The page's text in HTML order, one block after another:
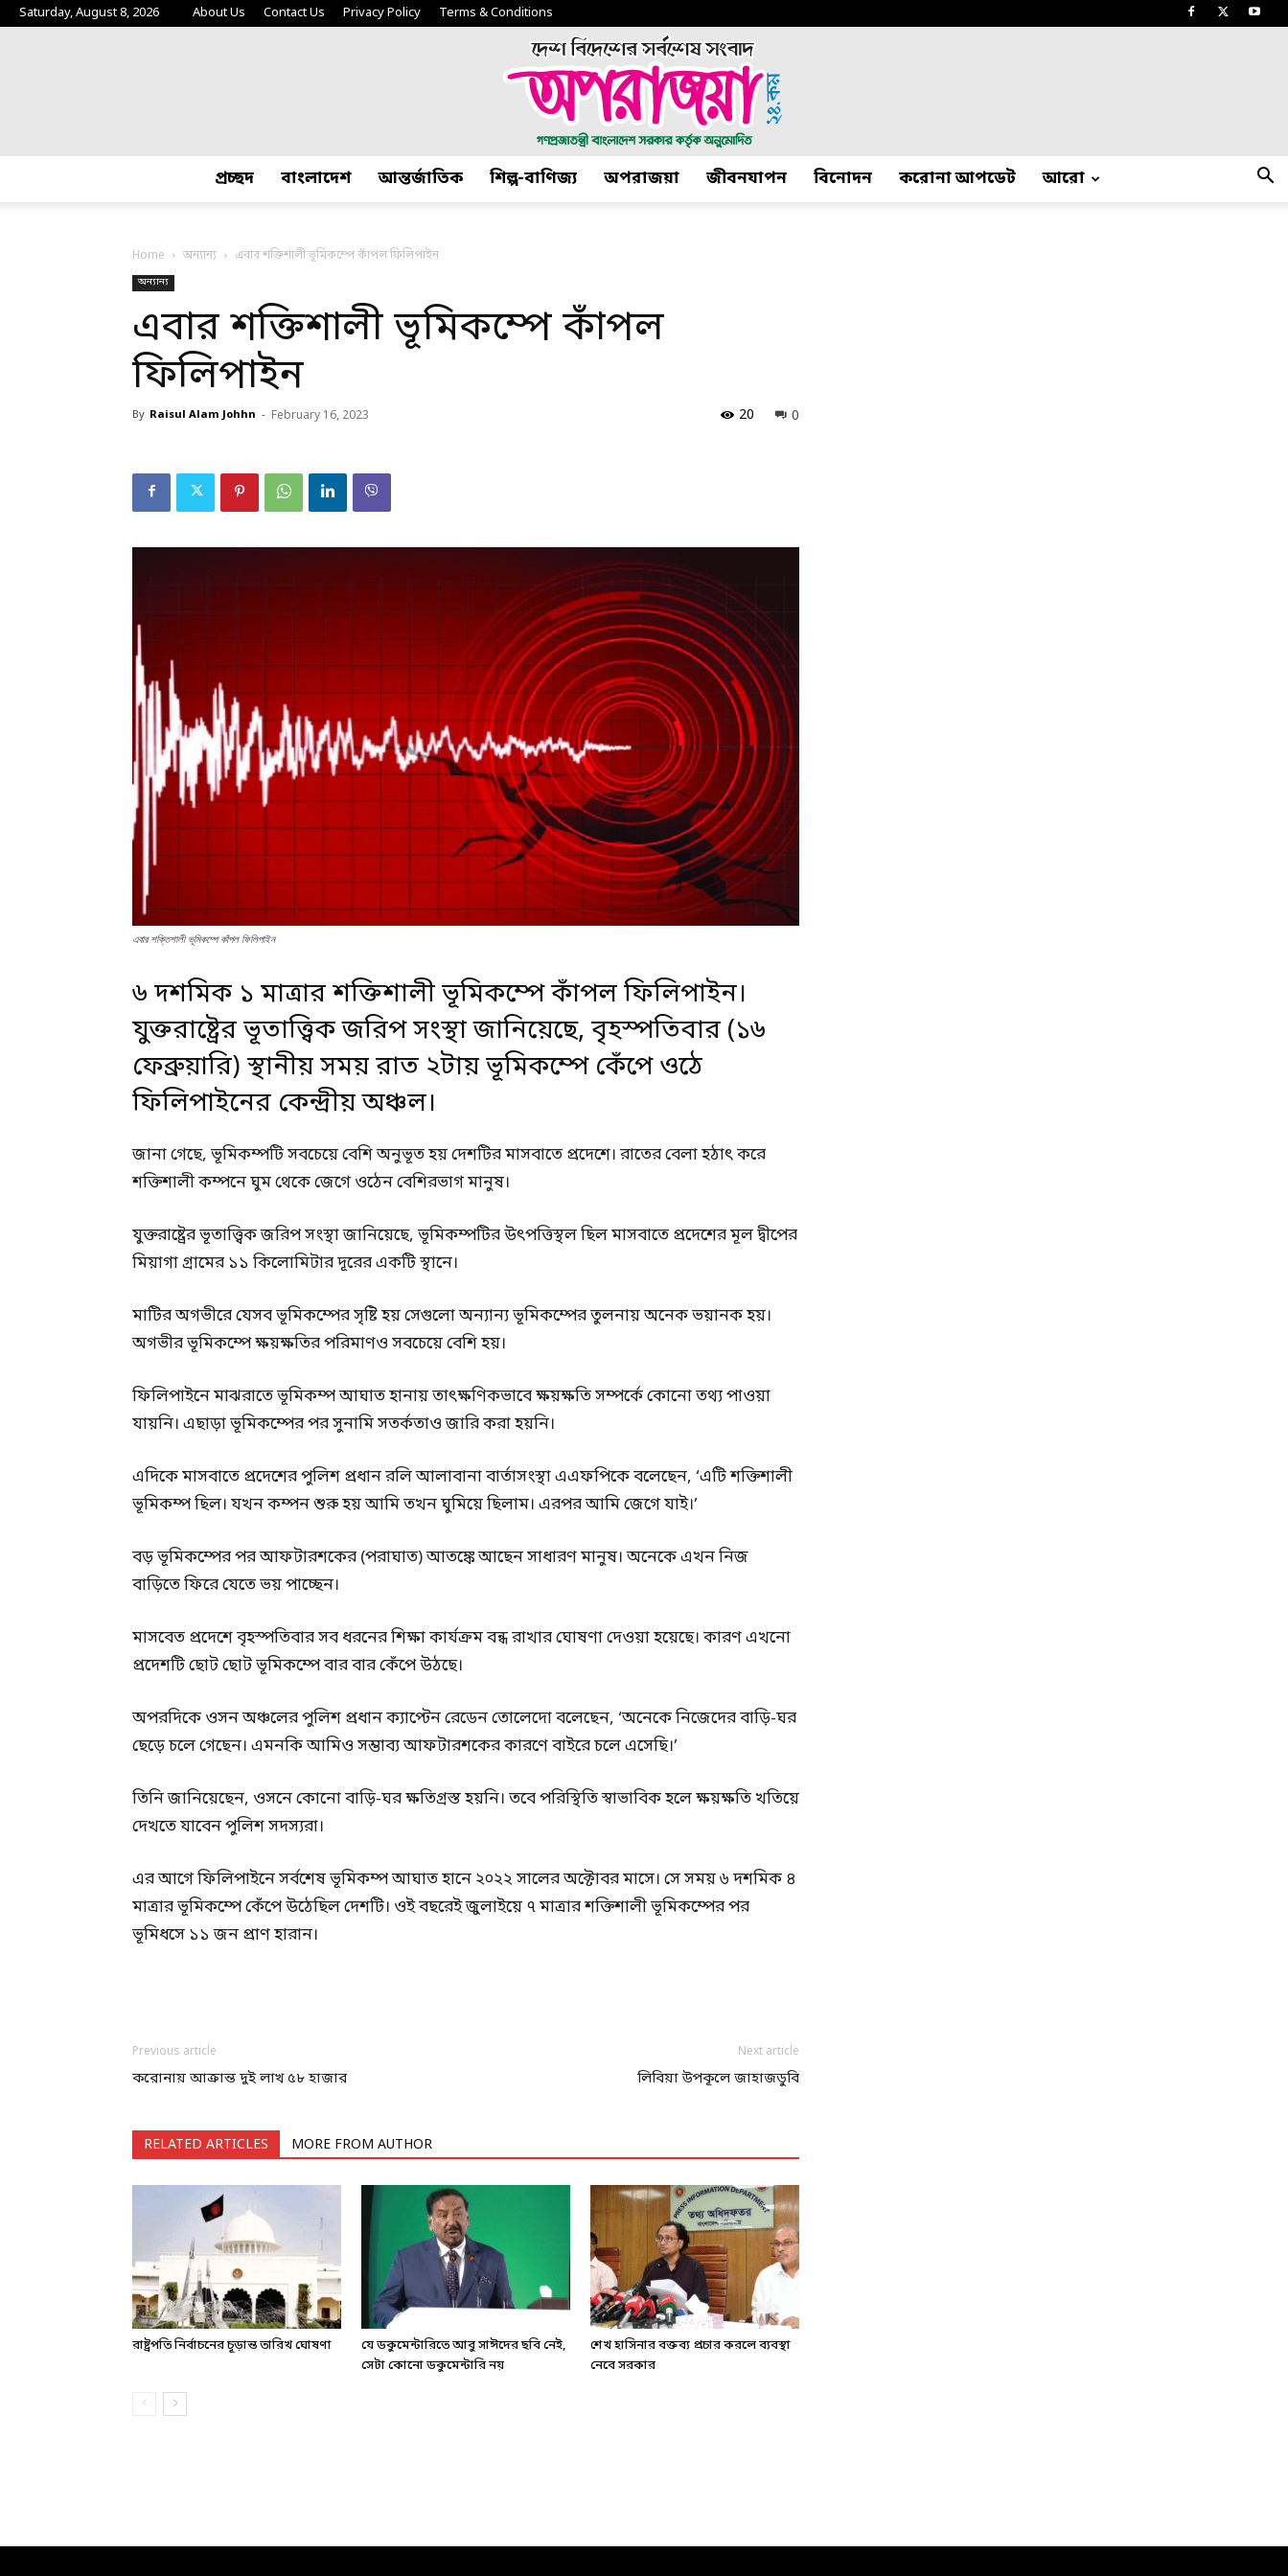
Saturday, August 8, 2026 About Us Contact Us Privacy Policy Terms & Conditions
প্রচ্ছদ বাংলাদেশ আন্তর্জাতিক শিল্প-বাণিজ্য অপরাজয়া জীবনযাপন বিনোদন করোনা আপডেট আরো
Home অন্যান্য এবার শক্তিশালী ভূমিকম্পে কাঁপল ফিলিপাইন
অন্যান্য
এবার শক্তিশালী ভূমিকম্পে কাঁপল
ফিলিপাইন
By Raisul Alam Johhn - February 16, 2023 0
20
এবার শক্তিশালী ভূমিকম্পে কাঁপল ফিলিপাইন
৬ দশমিক ১ মাত্রার শক্তিশালী ভূমিকম্পে কাঁপল ফিলিপাইন।
যুক্তরাষ্ট্রের ভূতাত্ত্বিক জরিপ সংস্থা জানিয়েছে, বৃহস্পতিবার (১৬
ফেব্রুয়ারি) স্থানীয় সময় রাত ২টায় ভূমিকম্পে কেঁপে ওঠে
ফিলিপাইনের কেন্দ্রীয় অঞ্চল।
জানা গেছে, ভূমিকম্পটি সবচেয়ে বেশি অনুভূত হয় দেশটির মাসবাতে প্রদেশে। রাতের বেলা হঠাৎ করে
শক্তিশালী কম্পনে ঘুম থেকে জেগে ওঠেন বেশিরভাগ মানুষ।
যুক্তরাষ্ট্রের ভূতাত্ত্বিক জরিপ সংস্থা জানিয়েছে, ভূমিকম্পটির উৎপত্তিস্থল ছিল মাসবাতে প্রদেশের মূল দ্বীপের
মিয়াগা গ্রামের ১১ কিলোমিটার দূরের একটি স্থানে।
মাটির অগভীরে যেসব ভূমিকম্পের সৃষ্টি হয় সেগুলো অন্যান্য ভূমিকম্পের তুলনায় অনেক ভয়ানক হয়।
অগভীর ভূমিকম্পে ক্ষয়ক্ষতির পরিমাণও সবচেয়ে বেশি হয়।
ফিলিপাইনে মাঝরাতে ভূমিকম্প আঘাত হানায় তাৎক্ষণিকভাবে ক্ষয়ক্ষতি সম্পর্কে কোনো তথ্য পাওয়া
যায়নি। এছাড়া ভূমিকম্পের পর সুনামি সতর্কতাও জারি করা হয়নি।
এদিকে মাসবাতে প্রদেশের পুলিশ প্রধান রলি আলাবানা বার্তাসংস্থা এএফপিকে বলেছেন, ‘এটি শক্তিশালী
ভূমিকম্প ছিল। যখন কম্পন শুরু হয় আমি তখন ঘুমিয়ে ছিলাম। এরপর আমি জেগে যাই।’
বড় ভূমিকম্পের পর আফটারশকের (পরাঘাত) আতঙ্কে আছেন সাধারণ মানুষ। অনেকে এখন নিজ
বাড়িতে ফিরে যেতে ভয় পাচ্ছেন।
মাসবেত প্রদেশে বৃহস্পতিবার সব ধরনের শিক্ষা কার্যক্রম বন্ধ রাখার ঘোষণা দেওয়া হয়েছে। কারণ এখনো
প্রদেশটি ছোট ছোট ভূমিকম্পে বার বার কেঁপে উঠছে।
অপরদিকে ওসন অঞ্চলের পুলিশ প্রধান ক্যাপ্টেন রেডেন তোলেদো বলেছেন, ‘অনেকে নিজেদের বাড়ি-ঘর
ছেড়ে চলে গেছেন। এমনকি আমিও সম্ভাব্য আফটারশকের কারণে বাইরে চলে এসেছি।’
তিনি জানিয়েছেন, ওসনে কোনো বাড়ি-ঘর ক্ষতিগ্রস্ত হয়নি। তবে পরিস্থিতি স্বাভাবিক হলে ক্ষয়ক্ষতি খতিয়ে
দেখতে যাবেন পুলিশ সদস্যরা।
এর আগে ফিলিপাইনে সর্বশেষ ভূমিকম্প আঘাত হানে ২০২২ সালের অক্টোবর মাসে। সে সময় ৬ দশমিক ৪
মাত্রার ভূমিকম্পে কেঁপে উঠেছিল দেশটি। ওই বছরেই জুলাইয়ে ৭ মাত্রার শক্তিশালী ভূমিকম্পের পর
ভূমিধসে ১১ জন প্রাণ হারান।
Previous article
করোনায় আক্রান্ত দুই লাখ ৫৮ হাজার
Next article
লিবিয়া উপকূলে জাহাজডুবি
RELATED ARTICLES MORE FROM AUTHOR
রাষ্ট্রপতি নির্বাচনের চূড়ান্ত তারিখ ঘোষণা
যে ডকুমেন্টারিতে আবু সাঈদের ছবি নেই,
সেটা কোনো ডকুমেন্টারি নয়
শেখ হাসিনার বক্তব্য প্রচার করলে ব্যবস্থা
নেবে সরকার